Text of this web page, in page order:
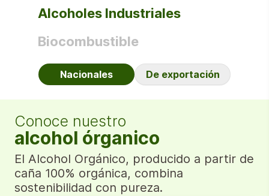
Alcoholes Industriales
Biocombustible
Nacionales De exportación
Conoce nuestro
alcohol órganico
El Alcohol Orgánico, producido a partir de
caña 100% orgánica, combina
sostenibilidad con pureza.